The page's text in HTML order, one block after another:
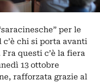
per le
chi si porta avanti
questi c’è la fiera
13 ottobre
rafforzata grazie al